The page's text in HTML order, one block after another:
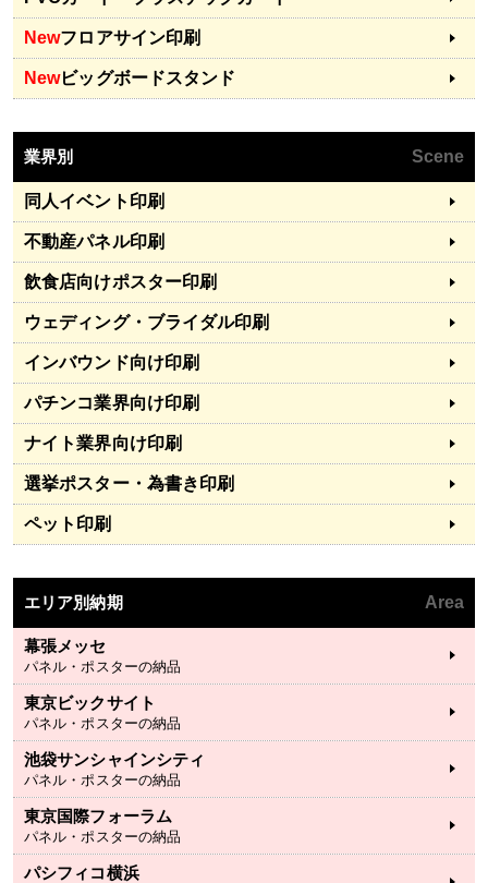
Newフロアサイン印刷
Newビッグボードスタンド
業界別 Scene
同人イベント印刷
不動産パネル印刷
飲食店向けポスター印刷
ウェディング・ブライダル印刷
インバウンド向け印刷
パチンコ業界向け印刷
ナイト業界向け印刷
選挙ポスター・為書き印刷
ペット印刷
エリア別納期 Area
幕張メッセ
パネル・ポスターの納品
東京ビックサイト
パネル・ポスターの納品
池袋サンシャインシティ
パネル・ポスターの納品
東京国際フォーラム
パネル・ポスターの納品
パシフィコ横浜